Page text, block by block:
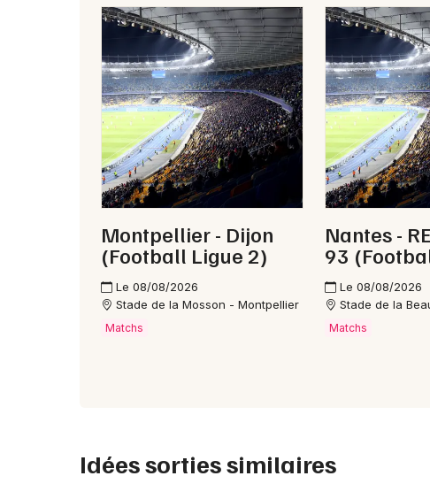
Montpellier - Dijon
(Football Ligue 2)
Le 08/08/2026
Stade de la Mosson - Montpellier
Matchs
Nantes -
93
Le 08/08/2026
Stade de la
Matchs
Idées sorties similaires